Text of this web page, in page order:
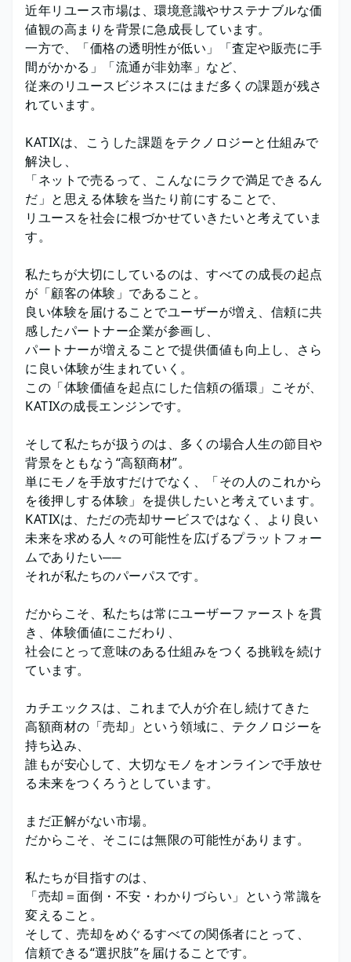
近年リユース市場は、環境意識やサステナブルな価
値観の高まりを背景に急成長しています。
一方で、「価格の透明性が低い」「査定や販売に手
間がかかる」「流通が非効率」など、
従来のリユースビジネスにはまだ多くの課題が残さ
れています。
KATIXは、こうした課題をテクノロジーと仕組みで
解決し、
「ネットで売るって、こんなにラクで満足できるん
だ」と思える体験を当たり前にすることで、
リユースを社会に根づかせていきたいと考えていま
す。
私たちが大切にしているのは、すべての成長の起点
が「顧客の体験」であること。
良い体験を届けることでユーザーが増え、信頼に共
感したパートナー企業が参画し、
パートナーが増えることで提供価値も向上し、さら
に良い体験が生まれていく。
この「体験価値を起点にした信頼の循環」こそが、
KATIXの成長エンジンです。
そして私たちが扱うのは、多くの場合人生の節目や
背景をともなう“高額商材”。
単にモノを手放すだけでなく、「その人のこれから
を後押しする体験」を提供したいと考えています。
KATIXは、ただの売却サービスではなく、より良い
未来を求める人々の可能性を広げるプラットフォー
ムでありたい──
それが私たちのパーパスです。
だからこそ、私たちは常にユーザーファーストを貫
き、体験価値にこだわり、
社会にとって意味のある仕組みをつくる挑戦を続け
ています。
カチエックスは、これまで人が介在し続けてきた
高額商材の「売却」という領域に、テクノロジーを
持ち込み、
誰もが安心して、大切なモノをオンラインで手放せ
る未来をつくろうとしています。
まだ正解がない市場。
だからこそ、そこには無限の可能性があります。
私たちが目指すのは、
「売却＝面倒・不安・わかりづらい」という常識を
変えること。
そして、売却をめぐるすべての関係者にとって、
信頼できる“選択肢”を届けることです。